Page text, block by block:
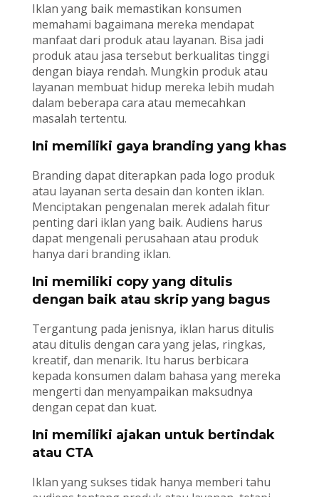
Iklan yang baik memastikan konsumen
memahami bagaimana mereka mendapat
manfaat dari produk atau layanan. Bisa jadi
produk atau jasa tersebut berkualitas tinggi
dengan biaya rendah. Mungkin produk atau
layanan membuat hidup mereka lebih mudah
dalam beberapa cara atau memecahkan
masalah tertentu.
Ini memiliki gaya branding yang khas
Branding dapat diterapkan pada logo produk
atau layanan serta desain dan konten iklan.
Menciptakan pengenalan merek adalah fitur
penting dari iklan yang baik. Audiens harus
dapat mengenali perusahaan atau produk
hanya dari branding iklan.
Ini memiliki copy yang ditulis
dengan baik atau skrip yang bagus
Tergantung pada jenisnya, iklan harus ditulis
atau ditulis dengan cara yang jelas, ringkas,
kreatif, dan menarik. Itu harus berbicara
kepada konsumen dalam bahasa yang mereka
mengerti dan menyampaikan maksudnya
dengan cepat dan kuat.
Ini memiliki ajakan untuk bertindak
atau CTA
Iklan yang sukses tidak hanya memberi tahu